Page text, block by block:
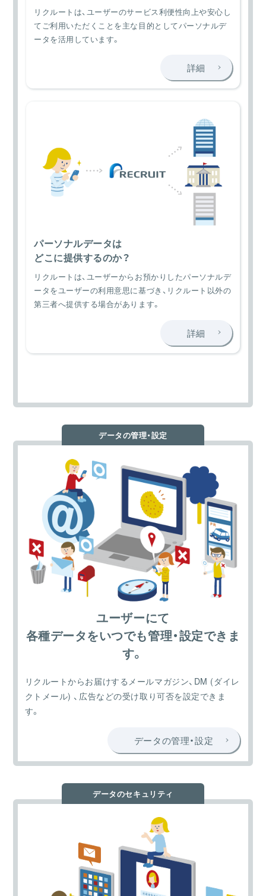
リクルートは、ユーザーのサービス利便性向上や安心し
てご利用いただくことを主な目的としてパーソナルデ
ータを活用しています。
詳細
パーソナルデータは
どこに提供するのか？
リクルートは、ユーザーからお預かりしたパーソナルデ
ータをユーザーの利用意思に基づき、リクルート以外の
第三者へ提供する場合があります。
詳細
データの管理・設定
ユーザーにて
各種データをいつでも管理・設定できま
す。
リクルートからお届けするメールマガジン、DM (ダイレ
クトメール) 、広告などの受け取り可否を設定できま
す。
データの管理・設定
データのセキュリティ